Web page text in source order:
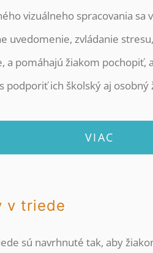
vizuálneho spracovania sa
uvedomenie, zvládanie
a pomáhajú žiakom pochopiť,
podporiť ich školský aj osobný
VIAC
v triede
sú navrhnuté tak, aby